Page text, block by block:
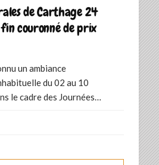
de Carthage 24
couronné de prix
un ambiance
du 02 au 10
le cadre des Journées…